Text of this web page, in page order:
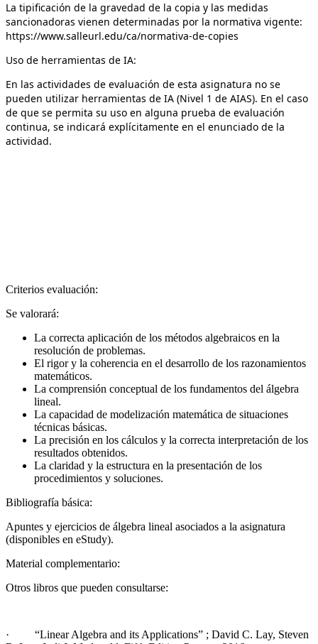
La tipificación de la gravedad de la copia y las medidas
sancionadoras vienen determinadas por la normativa vigente:
https://www.salleurl.edu/ca/normativa-de-copies
Uso de herramientas de IA:
En las actividades de evaluación de esta asignatura no se
pueden utilizar herramientas de IA (Nivel 1 de AIAS). En el caso
de que se permita su uso en alguna prueba de evaluación
continua, se indicará explícitamente en el enunciado de la
actividad.
Criterios evaluación:
Se valorará:
La correcta aplicación de los métodos algebraicos en la
resolución de problemas.
El rigor y la coherencia en el desarrollo de los razonamientos
matemáticos.
La comprensión conceptual de los fundamentos del álgebra
lineal.
La capacidad de modelización matemática de situaciones
técnicas básicas.
La precisión en los cálculos y la correcta interpretación de los
resultados obtenidos.
La claridad y la estructura en la presentación de los
procedimientos y soluciones.
Bibliografía básica:
Apuntes y ejercicios de álgebra lineal asociados a la asignatura
(disponibles en eStudy).
Material complementario:
Otros libros que pueden consultarse:
· “Linear Algebra and its Applications” ; David C. Lay, Steven